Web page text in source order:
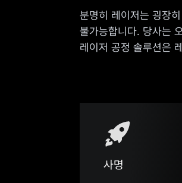
분명히 레이저는 굉장
불가능합니다. 당사는
레이저 공정 솔루션은
사명